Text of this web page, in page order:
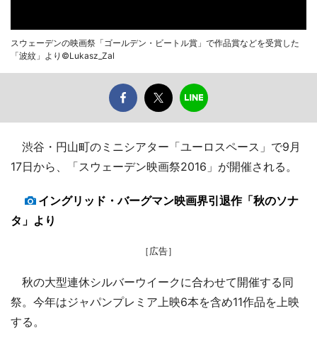
スウェーデンの映画祭「ゴールデン・ビートル賞」で作品賞などを受賞した
「波紋」より©Lukasz_Zal
渋谷・円山町のミニシアター「ユーロスペース」で9月
17日から、「スウェーデン映画祭2016」が開催される。
イングリッド・バーグマン映画界引退作「秋のソナ
タ」より
［広告］
秋の大型連休シルバーウイークに合わせて開催する同
祭。今年はジャパンプレミア上映6本を含め11作品を上映
する。